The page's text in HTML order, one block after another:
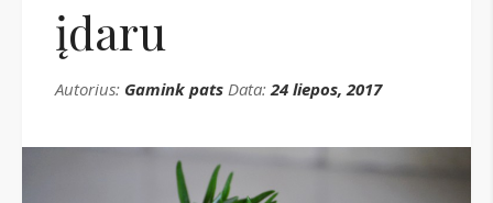
įdaru
Autorius: Gamink pats Data:24 liepos, 2017